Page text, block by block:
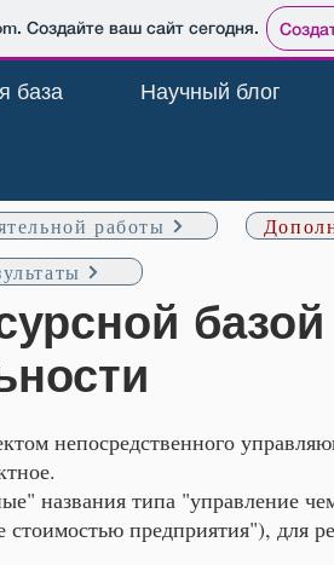
. Создайте ваш сайт сегодня.
база Научный блог
работы
базой
непосредственного
названия типа "управление
предприятия"), для